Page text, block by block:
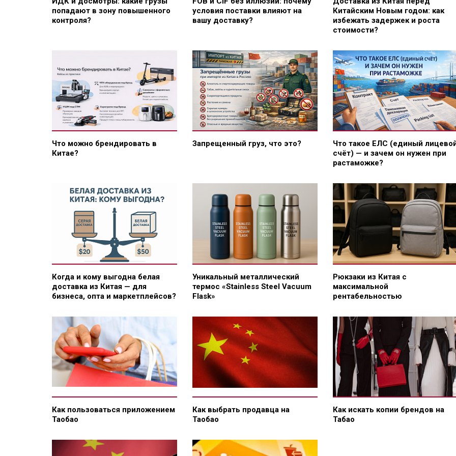
попадают в зону повышенного
контроля?
условия поставки влияют на
вашу доставку?
Китайским Новым годом: как
избежать задержек и роста
стоимости?
Что можно брендировать в
Китае?
Запрещенный груз, что это?
Что такое ЕЛС (единый
счёт) — и зачем он нужен при
растаможке?
Когда и кому выгодна белая
доставка из Китая — для
бизнеса, опта и маркетплейсов?
Уникальный металлический
термос «Stainless Steel Vacuum
Flask»
Рюкзаки из Китая с
максимальной
рентабельностью
Как пользоваться приложением
Таобао
Как выбрать продавца на
Таобао
Как искать копии брендов на
Табао